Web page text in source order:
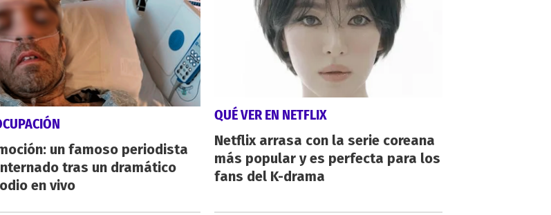
un famoso periodista
tras un dramático
en vivo
QUÉ VER EN NETFLIX
Netflix arrasa con la serie coreana
más popular y es perfecta para los
fans del K-drama